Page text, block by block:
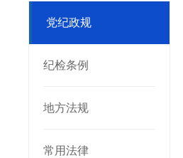
党纪政规
纪检条例
地方法规
常用法律